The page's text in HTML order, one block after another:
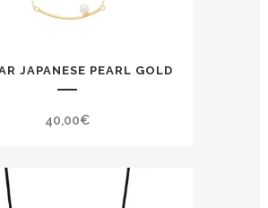
JAPANESE PEARL GOLD
40,00€